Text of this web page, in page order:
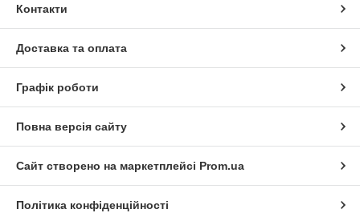
Контакти
Доставка та оплата
Графік роботи
Повна версія сайту
Сайт створено на маркетплейсі Prom.ua
Політика конфіденційності